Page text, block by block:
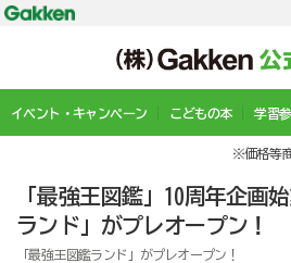
イベント・キャンペーン こどもの本 学習
※価格等
「最強王図鑑」10周年企画
ランド」がプレオープン！
「最強王図鑑ランド」がプレオープン！